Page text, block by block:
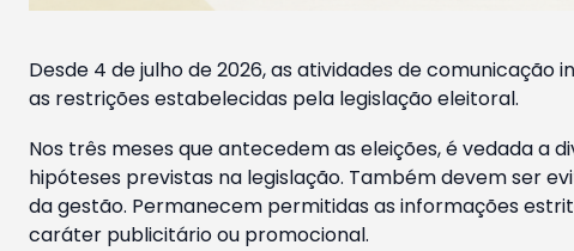
Desde 4 de julho de 2026, as atividades de
as restrições estabelecidas pela legislação eleitoral.
Nos três meses que antecedem as eleições, é vedada a
hipóteses previstas na legislação. Também devem ser
da gestão. Permanecem permitidas as informações
caráter publicitário ou promocional.